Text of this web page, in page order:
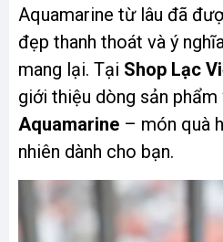
Aquamarine từ lâu đã
đẹp thanh thoát và ý
mang lại. Tại Shop Lạc
giới thiệu dòng sản phẩm
Aquamarine – món quà
nhiên dành cho bạn.